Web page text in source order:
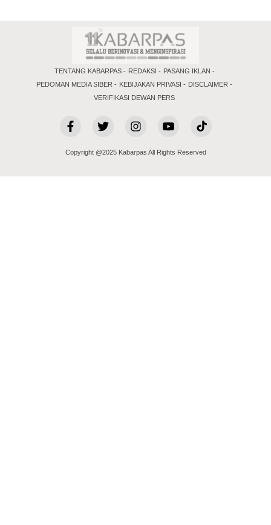
TENTANG KABARPAS REDAKSI
PASANG IKLAN
PEDOMAN MEDIA SIBER
KEBIJAKAN PRIVASI
DISCLAIMER
VERIFIKASI DEWAN PERS
Copyright @2025 Kabarpas All Rights Reserved